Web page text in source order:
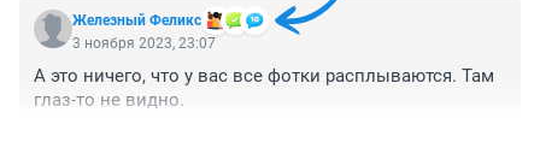
Железный Феликс
3 ноября 2023, 23:07
А это ничего, что у вас все фотки расплываются. Там
глаз-то не видно.